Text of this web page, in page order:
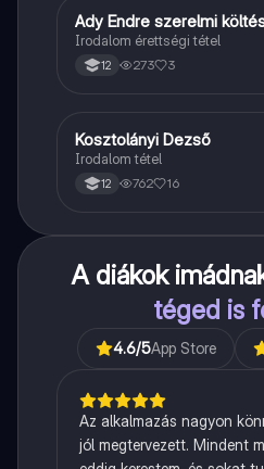
Magyar
Ady Endre szerelmi
Irodalom érettségi tétel
12 273 3
Magyar
Kosztolányi Dezső
Irodalom tétel
12 762 16
A diákok
téged is
4.6/5App Store
Az alkalmazás nagyon
jól megtervezett. Mindent